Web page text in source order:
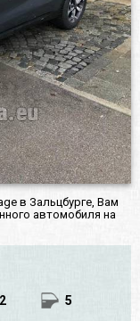
в Зальцбурге, Вам
автомобиля на
2 5